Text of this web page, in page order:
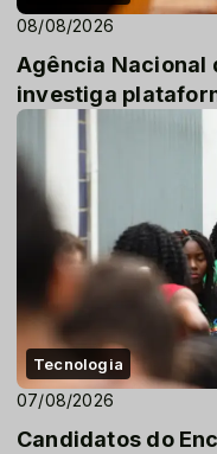
08/08/2026
Agência Nacional
investiga
Tecnologia
07/08/2026
Candidatos do